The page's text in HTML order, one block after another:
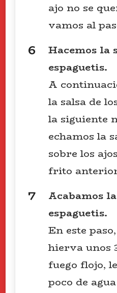
ajo no se
vamos al
Hacemos la
espaguetis.
A
la salsa de
la siguiente
echamos la
sobre los
frito
Acabamos
espaguetis.
En este
hierva unos
fuego flojo,
poco de